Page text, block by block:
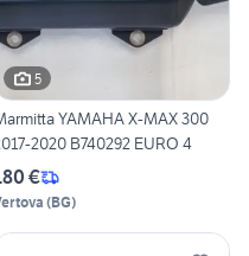
5
YAMAHA X-MAX 300
2020 B740292 EURO 4
€
(BG)